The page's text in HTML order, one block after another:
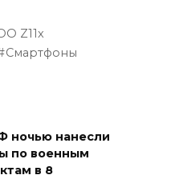
Z11x
Смартфоны
ночью нанесли
по военным
в 8